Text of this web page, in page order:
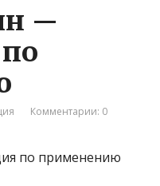
—
Комментарии: 0